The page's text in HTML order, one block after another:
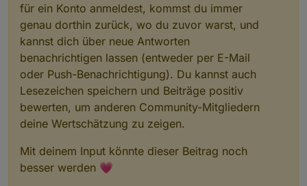
für ein Konto anmeldest, kommst du immer
genau dorthin zurück, wo du zuvor warst, und
kannst dich über neue Antworten
benachrichtigen lassen (entweder per E-Mail
oder Push-Benachrichtigung). Du kannst auch
Lesezeichen speichern und Beiträge positiv
bewerten, um anderen Community-Mitgliedern
deine Wertschätzung zu zeigen.
Mit deinem Input könnte dieser Beitrag noch
besser werden 💗